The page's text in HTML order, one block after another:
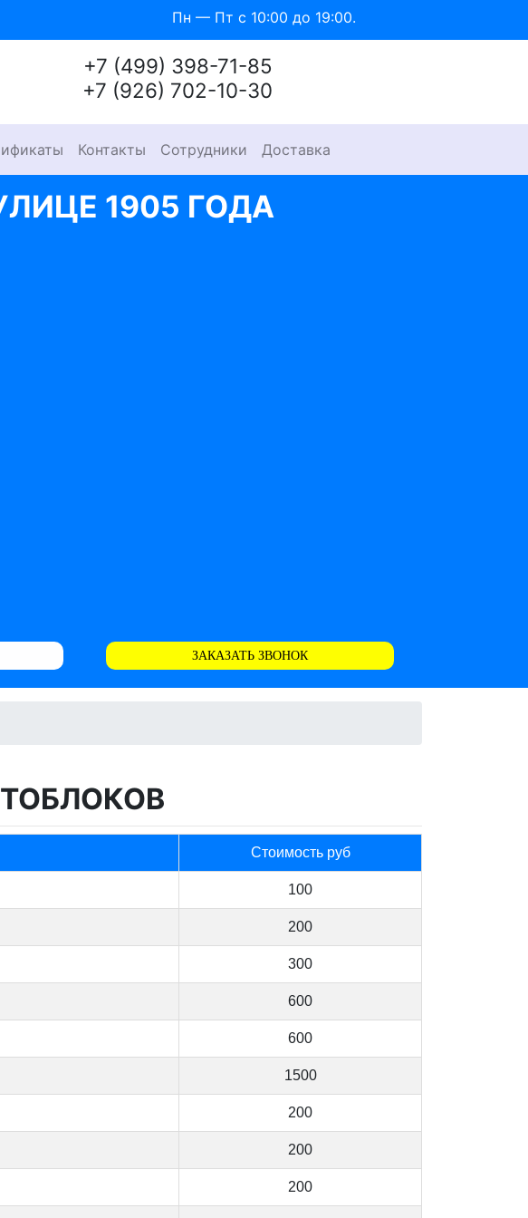
Пн — Пт с 10:00 до 19:00.
+7 (499) 398-71-85
+7 (926) 702-10-30
Контакты Сотрудники Доставка
1905 ГОДА
ЗАКАЗАТЬ ЗВОНОК
Стоимость руб
100
200
300
600
600
1500
200
200
200